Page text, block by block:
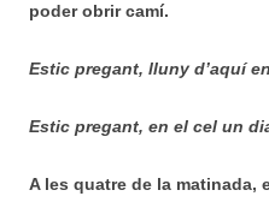
poder obrir camí.
Estic pregant, lluny d’aquí
Estic pregant, en el cel un
A les quatre de la matinada,